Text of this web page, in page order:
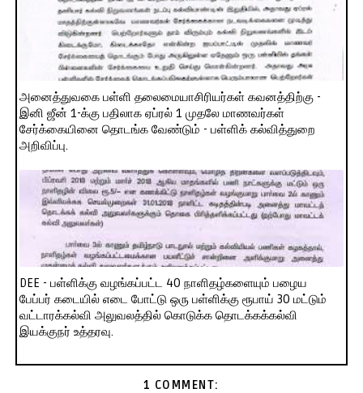
அனைத்துவகை பள்ளி தலைமையாசிரியர்கள் கவனத்திற்கு -
இனி ஜீன் 1-க்கு பதிலாக ஏப்ரல் 1 முதலே மாணவர்கள்
சேர்க்கையினை தொடங்க வேண்டும் - பள்ளிக் கல்வித்துறை
அறிவிப்பு.
DEE - பள்ளிக்கு வழங்கப்பட்ட 40 நாளிதழ்களையும் பழைய
பேப்பர் கடையில் எடை போட்டு ஒரு பள்ளிக்கு ரூபாய் 30 மட்டும்
வட்டாரக்கல்வி அலுவலத்தில் கொடுக்க தொடக்கக்கல்வி
இயக்குநர் உத்தரவு.
1 COMMENT: